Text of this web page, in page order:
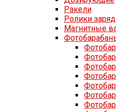
Ракели
Ролики
Магнитные